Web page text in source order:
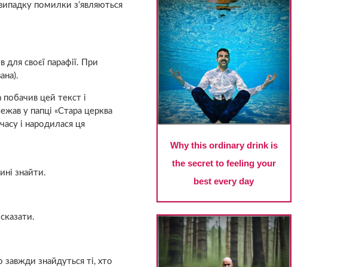
помилки з’являються
своєї парафії. При
цей текст і
у папці «Стара церква
і народилася ця
знайти.
знайдуться ті, хто